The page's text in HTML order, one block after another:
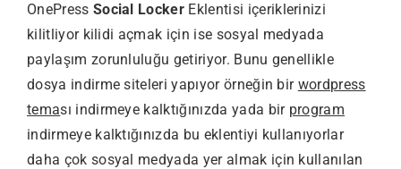
OnePress Social Locker Eklentisi içeriklerinizi
kilitliyor kilidi açmak için ise sosyal medyada
paylaşım zorunluluğu getiriyor. Bunu genellikle
dosya indirme siteleri yapıyor örneğin bir wordpress
teması indirmeye kalktığınızda yada bir program
indirmeye kalktığınızda bu eklentiyi kullanıyorlar
daha çok sosyal medyada yer almak için kullanılan